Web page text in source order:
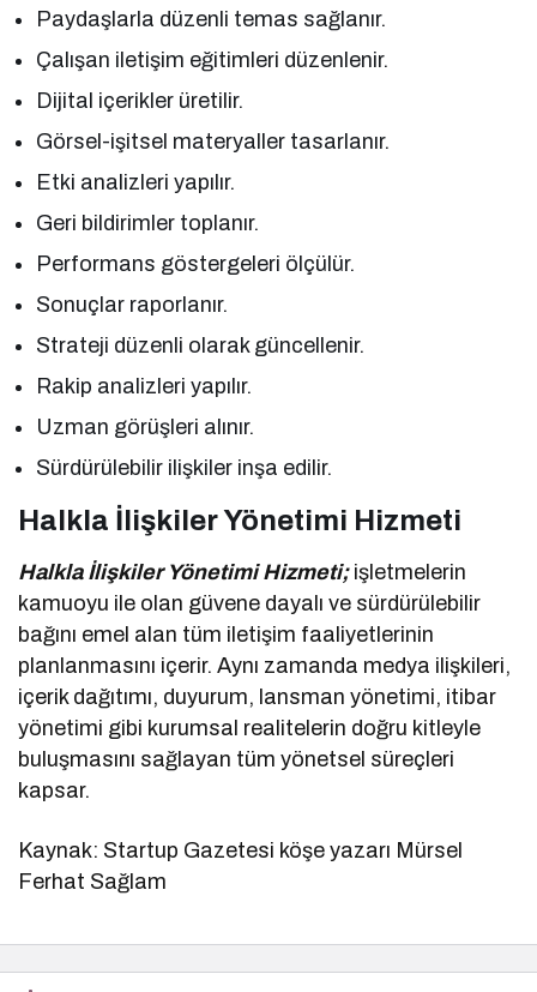
Paydaşlarla düzenli temas sağlanır.
Çalışan iletişim eğitimleri düzenlenir.
Dijital içerikler üretilir.
Görsel-işitsel materyaller tasarlanır.
Etki analizleri yapılır.
Geri bildirimler toplanır.
Performans göstergeleri ölçülür.
Sonuçlar raporlanır.
Strateji düzenli olarak güncellenir.
Rakip analizleri yapılır.
Uzman görüşleri alınır.
Sürdürülebilir ilişkiler inşa edilir.
Halkla İlişkiler Yönetimi Hizmeti
Halkla İlişkiler Yönetimi Hizmeti;işletmelerin
kamuoyu ile olan güvene dayalı ve sürdürülebilir
bağını emel alan tüm iletişim faaliyetlerinin
planlanmasını içerir. Aynı zamanda medya ilişkileri,
içerik dağıtımı, duyurum, lansman yönetimi, itibar
yönetimi gibi kurumsal realitelerin doğru kitleyle
buluşmasını sağlayan tüm yönetsel süreçleri
kapsar.
Kaynak: Startup Gazetesi köşe yazarı Mürsel
Ferhat Sağlam